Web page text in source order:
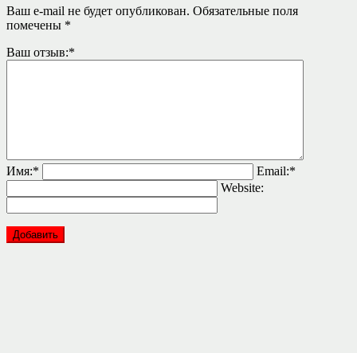
Ваш e-mail не будет опубликован. Обязательные поля
помечены *
Ваш отзыв:*
Имя:* Email:*
Website: